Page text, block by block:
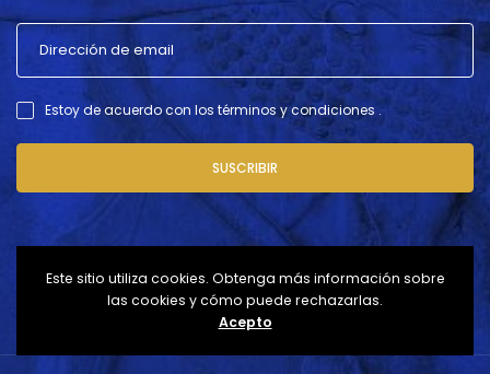
Estoy de acuerdo con los términos y condiciones .
SUSCRIBIR
Este sitio utiliza cookies. Obtenga más información sobre
las cookies y cómo puede rechazarlas.
Acepto